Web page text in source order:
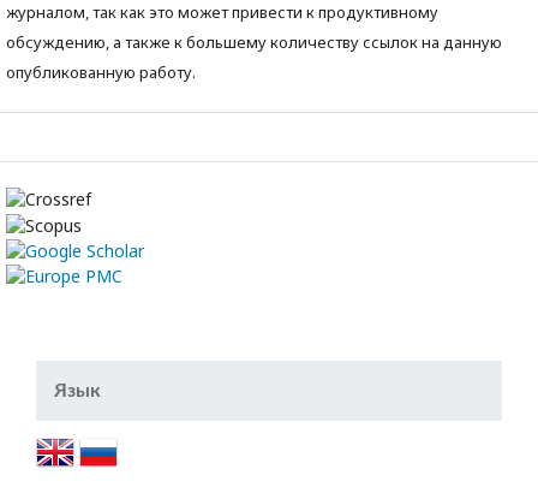
журналом, так как это может привести к продуктивному
обсуждению, а также к большему количеству ссылок на данную
опубликованную работу.
Язык